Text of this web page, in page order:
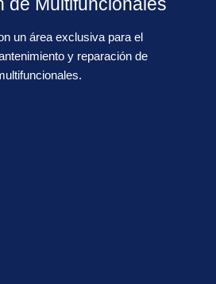
un área exclusiva para el
y reparación de